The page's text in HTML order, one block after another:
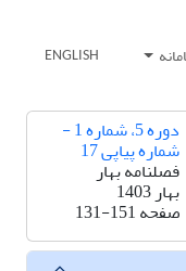
ENGLISH
دوره 5، شماره 1 -
شماره پیاپی 17
فصلنامه بهار
بهار 1403
صفحه131-151